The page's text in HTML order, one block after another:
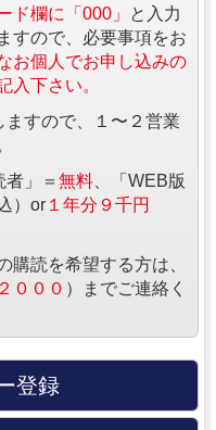
ド欄に「000」
と入力
すので、必要事項をお
お個人でお申し込みの
入下さい。
すので、１〜２営業
」＝ 無料 、「WEB版
）or １年分９千円
読を希望する方は、
０００ ）までご連絡く
登録